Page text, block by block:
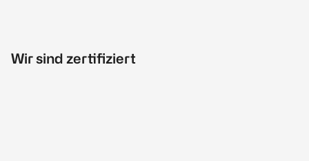
Wir sind zertifiziert